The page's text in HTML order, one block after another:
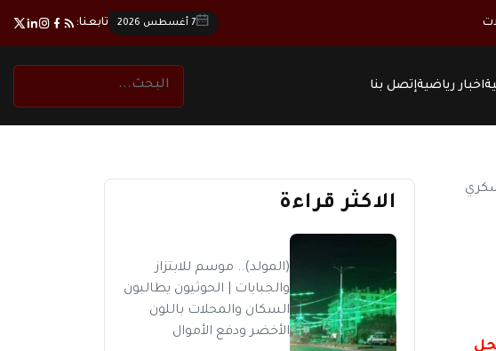
7 أغسطس 2026 تابعنا:
اخبار رياضيةإتصل بنا
الاكثر قراءة
(المولد).. موسم للابتزاز
والجبايات | الحوثيون يطالبون
السكان والمحلات باللون
الأخضر ودفع الأموال